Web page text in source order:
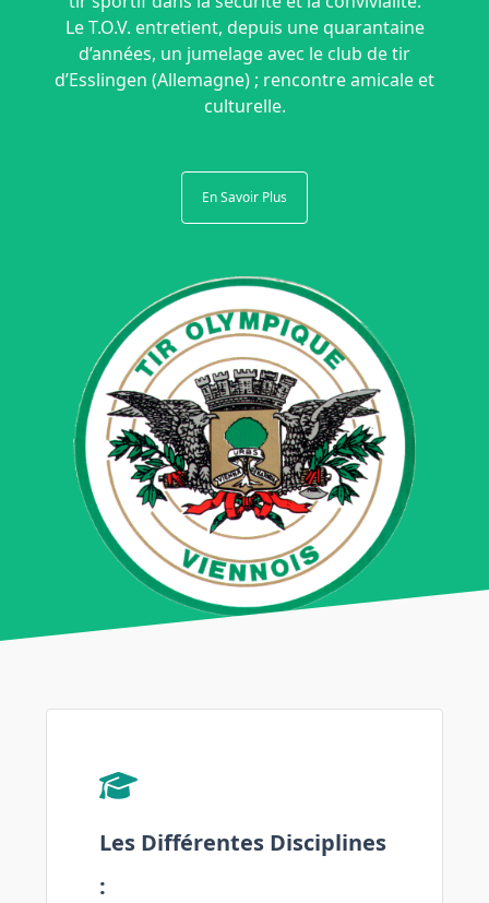
Le T.O.V. entretient, depuis une quarantaine
d’années, un jumelage avec le club de tir
d’Esslingen (Allemagne) ; rencontre amicale et
culturelle.
En Savoir Plus
Les Différentes Disciplines
: